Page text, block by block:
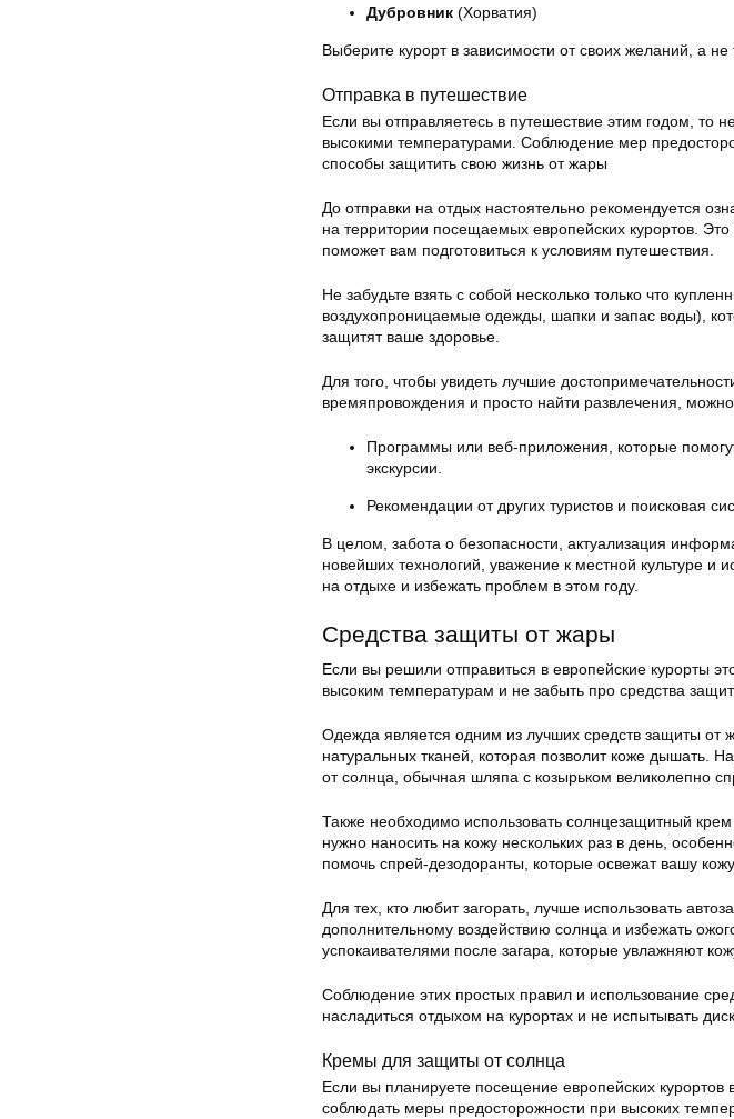
Дубровник (Хорватия)
Выберите курорт в зависимости от своих желаний, а
Отправка в путешествие
Если вы отправляетесь в путешествие этим годом, то
высокими температурами. Соблюдение мер
способы защитить свою жизнь от жары
До отправки на отдых настоятельно рекомендуется
на территории посещаемых европейских курортов.
поможет вам подготовиться к условиям путешествия.
Не забудьте взять с собой несколько только что
воздухопроницаемые одежды, шапки и запас воды),
защитят ваше здоровье.
Для того, чтобы увидеть лучшие
времяпровождения и просто найти развлечения, можно
Программы или веб-приложения, которые
экскурсии.
Рекомендации от других туристов и поисковая
В целом, забота о безопасности, актуализация
новейших технологий, уважение к местной культуре и
на отдыхе и избежать проблем в этом году.
Средства защиты от жары
Если вы решили отправиться в европейские курорты
высоким температурам и не забыть про средства
Одежда является одним из лучших средств защиты от
натуральных тканей, которая позволит коже дышать.
от солнца, обычная шляпа с козырьком великолепно
Также необходимо использовать солнцезащитный
нужно наносить на кожу нескольких раз в день,
помочь спрей-дезодоранты, которые освежат вашу
Для тех, кто любит загорать, лучше использовать
дополнительному воздействию солнца и избежать
успокаивателями после загара, которые увлажняют
Соблюдение этих простых правил и использование
насладиться отдыхом на курортах и не испытывать
Кремы для защиты от солнца
Если вы планируете посещение европейских
соблюдать меры предосторожности при высоких